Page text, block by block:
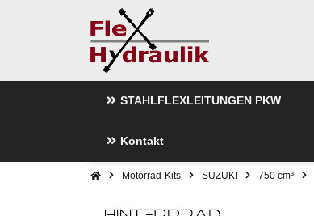
STAHLFLEXLEITUNGEN PKW
Kontakt
Motorrad-Kits SUZUKI 750 cm³